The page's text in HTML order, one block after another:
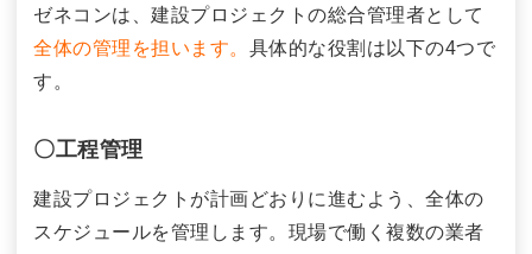
ゼネコンは、建設プロジェクトの総合管理者として
全体の管理を担います。 具体的な役割は以下の4つで
す。
〇工程管理
建設プロジェクトが計画どおりに進むよう、全体の
スケジュールを管理します。現場で働く複数の業者